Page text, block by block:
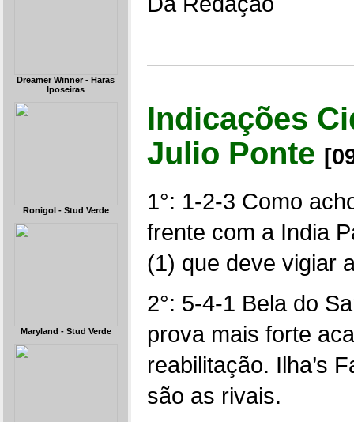
Dreamer Winner - Haras
Iposeiras
Ronigol - Stud Verde
Maryland - Stud Verde
Indicações
Julio Ponte
1°: 1-2-3 Como
frente com a India
(1) que deve vigiar
2°: 5-4-1 Bela do
prova mais forte
reabilitação. Ilha’s
são as rivais.